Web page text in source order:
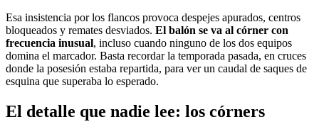
Esa insistencia por los flancos provoca despejes apurados, centros
bloqueados y remates desviados. El balón se va al córner con
frecuencia inusual, incluso cuando ninguno de los dos equipos
domina el marcador. Basta recordar la temporada pasada, en cruces
donde la posesión estaba repartida, para ver un caudal de saques de
esquina que superaba lo esperado.
El detalle que nadie lee: los córners